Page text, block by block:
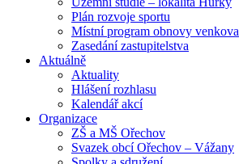
Plán rozvoje sportu
Místní program obnovy venkova
Zasedání zastupitelstva
Aktuálně
Aktuality
Hlášení rozhlasu
Kalendář akcí
Organizace
ZŠ a MŠ Ořechov
Svazek obcí Ořechov – Vážany